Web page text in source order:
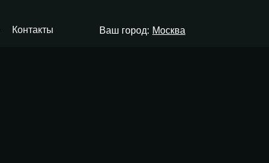
Контакты Ваш город: Москва